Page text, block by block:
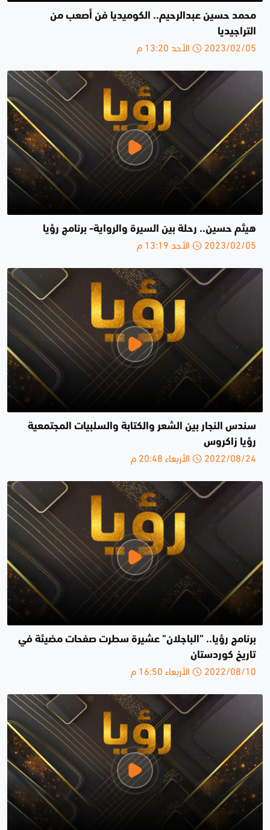
محمد حسين عبدالرحيم.. الكوميديا فن أصعب من
التراجيديا
2023/02/05 الأحد 13:20 م
هيثم حسين.. رحلة بين السيرة والرواية- برنامج رؤيا
2023/02/05 الأحد 13:19 م
سندس النجار بين الشعر والكتابة والسلبيات المجتمعية
رؤيا زاكروس
2022/08/24 الأربعاء 20:48 م
برنامج رؤيا.. "الباجلان" عشيرة سطرت صفحات مضيئة في
تاريخ كوردستان
2022/08/10 الأربعاء 16:50 م